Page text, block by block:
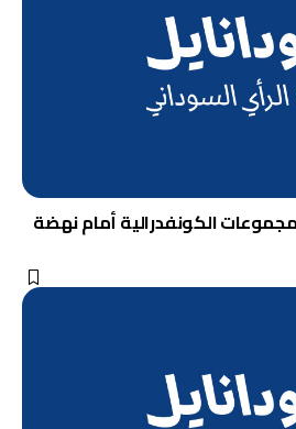
الكونفدرالية أمام نهضة